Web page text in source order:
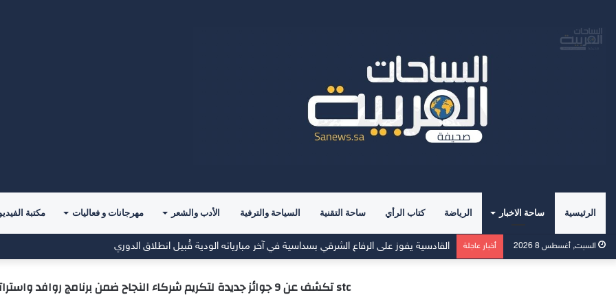
الرئيسية ساحة الاخبار الرياضة كتاب الرأي ساحة التقنية السياحة والترفية الأدب والشعر مهرجانات و فعاليات مكتبة
السبت, أغسطس 8 2026 أخبار عاجلة القادسية يفوز على الرفاع الشرقي بسداسية في آخر مبارياته الودية قُبيل انطلاق الدوري
stc تكشف عن 9 جوائز جديدة لتكريم شركاء النجاح ضمن برنامج روافد واستراتيجية تجرأ